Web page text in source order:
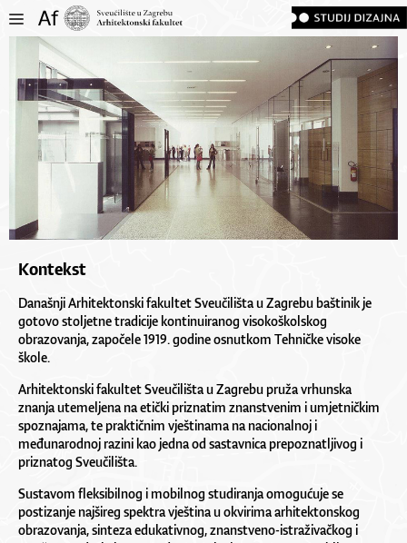
Kontekst
Današnji Arhitektonski fakultet Sveučilišta u Zagrebu baštinik je
gotovo stoljetne tradicije kontinuiranog visokoškolskog
obrazovanja, započele 1919. godine osnutkom Tehničke visoke
škole.
Arhitektonski fakultet Sveučilišta u Zagrebu pruža vrhunska
znanja utemeljena na etički priznatim znanstvenim i umjetničkim
spoznajama, te praktičnim vještinama na nacionalnoj i
međunarodnoj razini kao jedna od sastavnica prepoznatljivog i
priznatog Sveučilišta.
Sustavom fleksibilnog i mobilnog studiranja omogućuje se
postizanje najšireg spektra vještina u okvirima arhitektonskog
obrazovanja, sinteza edukativnog, znanstveno-istraživačkog i